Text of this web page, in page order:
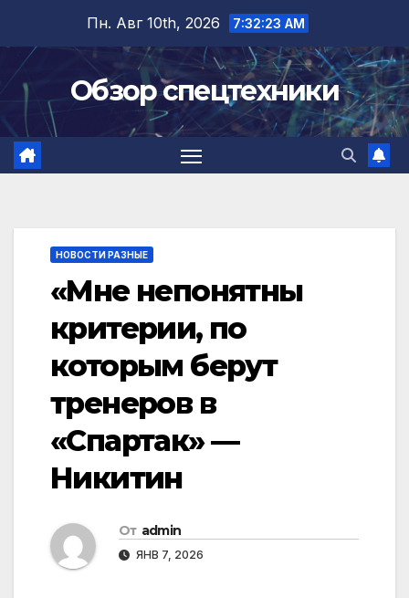
содержимому
Пн. Авг 10th, 2026 7:32:23 AM
Обзор спецтехники
НОВОСТИ РАЗНЫЕ
«Мне непонятны
критерии, по
которым берут
тренеров в
«Спартак» —
Никитин
От admin
ЯНВ 7, 2026